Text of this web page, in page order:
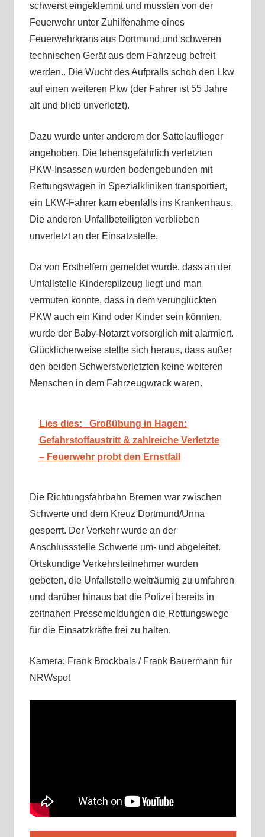
schwerst eingeklemmt und mussten von der
Feuerwehr unter Zuhilfenahme eines
Feuerwehrkrans aus Dortmund und schweren
technischen Gerät aus dem Fahrzeug befreit
werden.. Die Wucht des Aufpralls schob den Lkw
auf einen weiteren Pkw (der Fahrer ist 55 Jahre
alt und blieb unverletzt).
Dazu wurde unter anderem der Sattelauflieger
angehoben. Die lebensgefährlich verletzten
PKW-Insassen wurden bodengebunden mit
Rettungswagen in Spezialkliniken transportiert,
ein LKW-Fahrer kam ebenfalls ins Krankenhaus.
Die anderen Unfallbeteiligten verblieben
unverletzt an der Einsatzstelle.
Da von Ersthelfern gemeldet wurde, dass an der
Unfallstelle Kinderspilzeug liegt und man
vermuten konnte, dass in dem verunglückten
PKW auch ein Kind oder Kinder sein könnten,
wurde der Baby-Notarzt vorsorglich mit alarmiert.
Glücklicherweise stellte sich heraus, dass außer
den beiden Schwerstverletzten keine weiteren
Menschen in dem Fahrzeugwrack waren.
Lies dies:
Großübung in Hagen:
Gefahrstoffaustritt & zahlreiche Verletzte
– Feuerwehr probt den Ernstfall
Die Richtungsfahrbahn Bremen war zwischen
Schwerte und dem Kreuz Dortmund/Unna
gesperrt. Der Verkehr wurde an der
Anschlussstelle Schwerte um- und abgeleitet.
Ortskundige Verkehrsteilnehmer wurden
gebeten, die Unfallstelle weiträumig zu umfahren
und darüber hinaus bat die Polizei bereits in
zeitnahen Pressemeldungen die Rettungswege
für die Einsatzkräfte frei zu halten.
Kamera: Frank Brockbals / Frank Bauermann für
NRWspot ​